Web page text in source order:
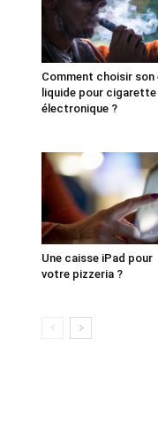
Comment choisir son
liquide pour cigarette
électronique ?
Une caisse iPad pour
votre pizzeria ?